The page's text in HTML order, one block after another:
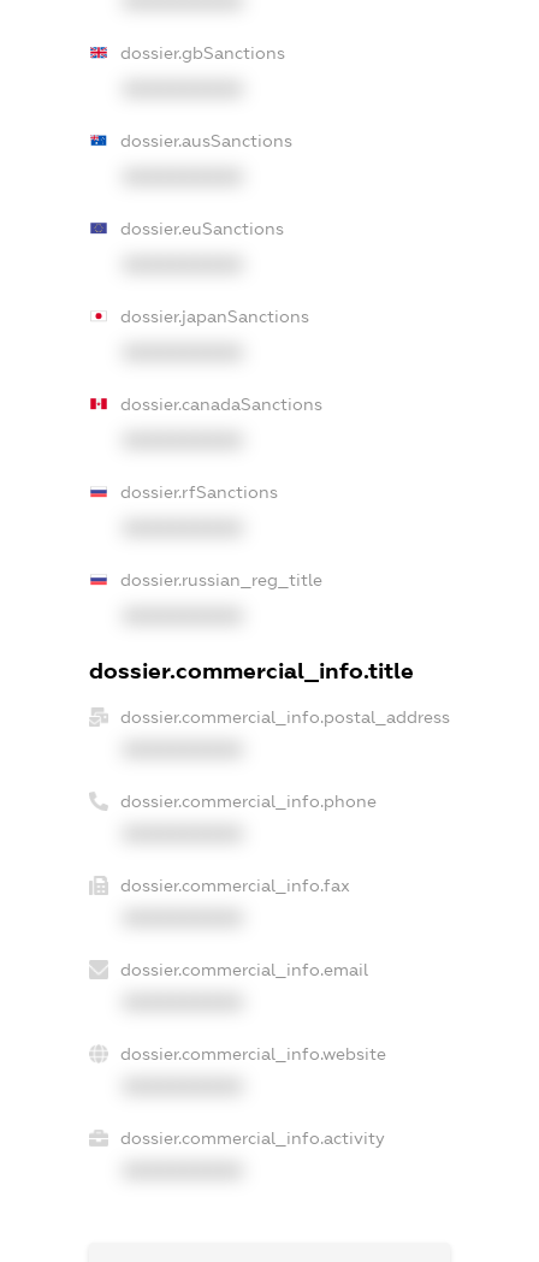
dossier.gbSanctions
dossier.ausSanctions
dossier.euSanctions
dossier.japanSanctions
dossier.canadaSanctions
dossier.rfSanctions
dossier.russian_reg_title
dossier.commercial_info.title
dossier.commercial_info.postal_address
dossier.commercial_info.phone
dossier.commercial_info.fax
dossier.commercial_info.email
dossier.commercial_info.website
dossier.commercial_info.activity